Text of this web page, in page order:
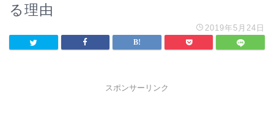
る理由
2019年5月24日
スポンサーリンク